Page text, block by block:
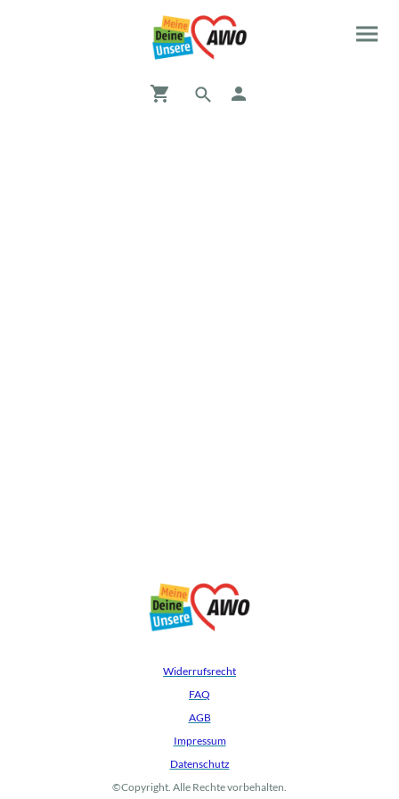
Widerrufsrecht
FAQ
AGB
Impressum
Datenschutz
©Copyright. Alle Rechte vorbehalten.